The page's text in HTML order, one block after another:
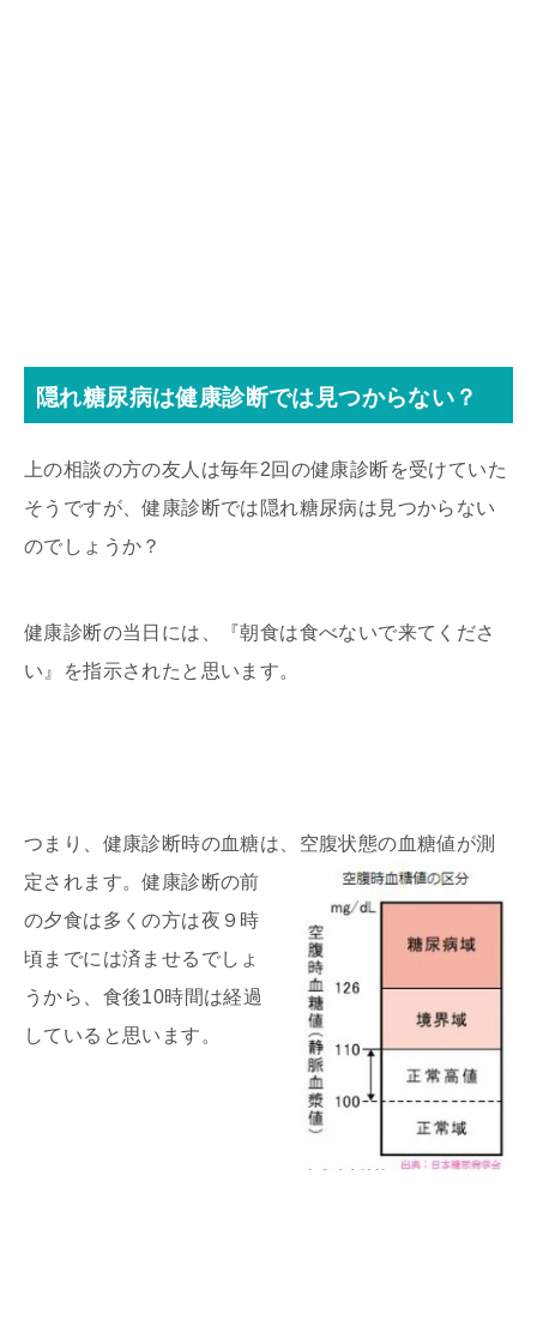
隠れ糖尿病は健康診断では見つからない？
上の相談の方の友人は毎年2回の健康診断を受けていた
そうですが、健康診断では隠れ糖尿病は見つからない
のでしょうか？
健康診断の当日には、『朝食は食べないで来てくださ
い』を指示されたと思います。
つまり、健康診断時の血糖は、空腹状態の血糖値が測
定されます。健康診 断の前
の夕食は多くの方は夜９時
頃までには済ませるでしょ
うから、食後10時間は経過
していると思います。